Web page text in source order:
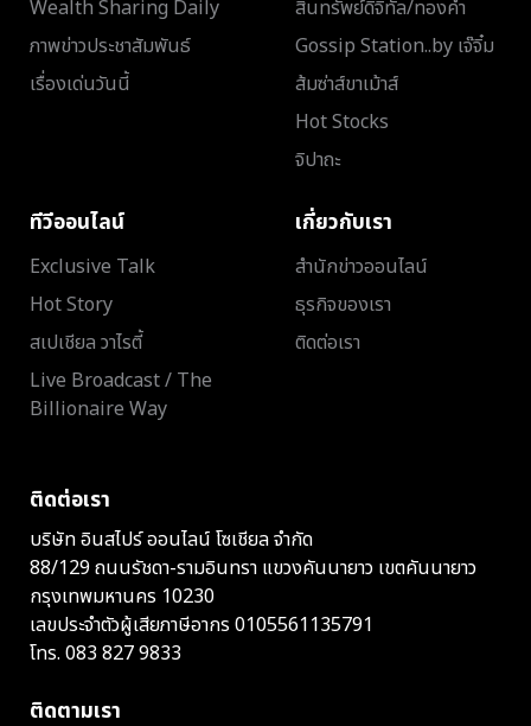
Wealth Sharing Daily
ภาพข่าวประชาสัมพันธ์
เรื่องเด่นวันนี้
สินทรัพย์ดิจิทัล/ทองคำ
Gossip Station..by เจ๊จิ๋ม
ส้มซ่าส์ขาเม้าส์
Hot Stocks
จิปาถะ
ทีวีออนไลน์
Exclusive Talk
Hot Story
สเปเชียล วาไรตี้
Live Broadcast / The
Billionaire Way
เกี่ยวกับเรา
สำนักข่าวออนไลน์
ธุรกิจของเรา
ติดต่อเรา
ติดต่อเรา
บริษัท อินสไปร์ ออนไลน์ โซเชียล จำกัด
88/129 ถนนรัชดา-รามอินทรา แขวงคันนายาว เขตคันนายาว
กรุงเทพมหานคร 10230
เลขประจำตัวผู้เสียภาษีอากร 0105561135791
โทร. 083 827 9833
ติดตามเรา